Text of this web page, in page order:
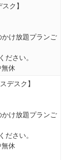
ク】
け放題プランご
ださい。
休
デスク】
け放題プランご
ださい。
休